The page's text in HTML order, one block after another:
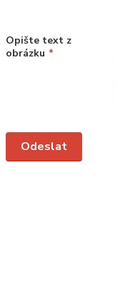
Opište text z
obrázku *